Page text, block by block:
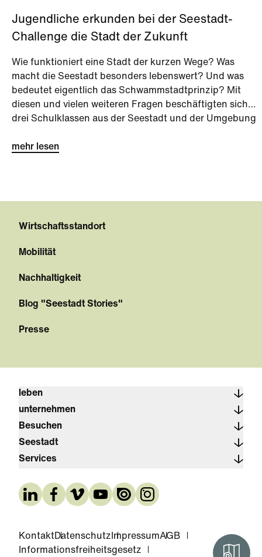
Jugendliche erkunden bei der Seestadt-
Challenge die Stadt der Zukunft
Wie funktioniert eine Stadt der kurzen Wege? Was
macht die Seestadt besonders lebenswert? Und was
bedeutet eigentlich das Schwammstadtprinzip? Mit
diesen und vielen weiteren Fragen beschäftigten sich
drei Schulklassen aus der Seestadt und der Umgebung
mehr lesen
Wirtschaftsstandort
Mobilität
Nachhaltigkeit
Blog "Seestadt Stories"
Presse
leben
unternehmen
Besuchen
Seestadt
Services
KontaktDatenschutz ImpressumAGB
Informationsfreiheitsgesetz